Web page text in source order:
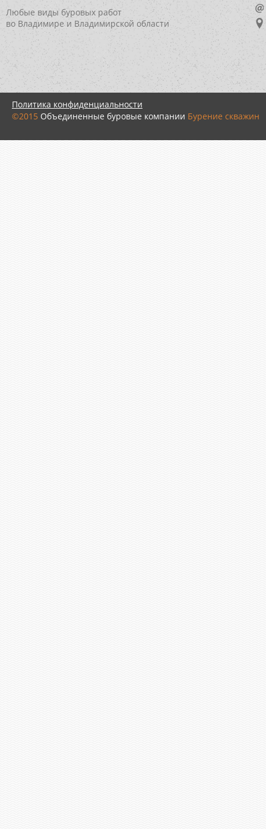
Любые виды буровых работ
во Владимире и Владимирской области
©2015 Объединенные буровые компании Бурение скважин
Политика конфиденциальности